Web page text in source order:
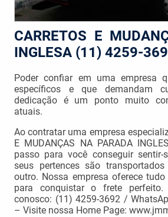
CARRETOS E
INGLESA (11) 4259-
Poder confiar em uma empresa
específicos e que demandam
dedicação é um ponto muito
atuais.
Ao contratar uma empresa
E MUDANÇAS NA PARADA
passo para você conseguir sentir-
seus pertences são
outro. Nossa empresa oferece
para conquistar o frete
conosco: (11) 4259-3692 /
– Visite nossa Home Page: